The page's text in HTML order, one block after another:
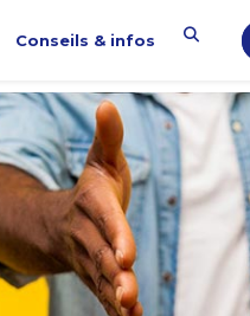
Conseils & infos